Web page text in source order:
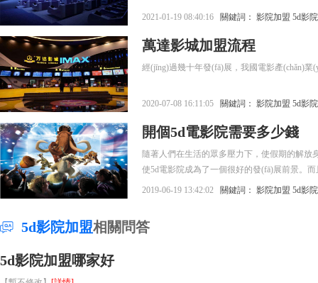
2021-01-19 08:40:16 關鍵詞： 影院加盟 5d影
萬達影城加盟流程
經(jīng)過幾十年發(fā)展，我國電影產(chǎn)
2020-07-08 16:11:05 關鍵詞： 影院加盟 5d影
開個5d電影院需要多少錢
隨著人們在生活的眾多壓力下，使假期的解放
使5d電影院成為了一個很好的發(fā)展前景。
在這樣的市場優(yōu)勢下正是個進行加盟的
2019-06-19 13:42:02 關鍵詞： 影院加盟 5d影
5d影院加盟相關問答
5d影院加盟哪家好